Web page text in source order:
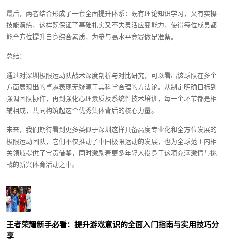
最后，两者结合形成了一套全面提升体系：既有理论知识学习，又有实操
技能演练，这样既保证了基础扎实又不失灵活应变能力，使得每位成员都
能全方位提升自身综合素质，为参与高水平竞赛做足准备。
总结：
通过对深圳极限运动队战术深度剖析与对比研究，可以看出该球队在多个
方面展现出的卓越表现无疑源于其科学合理的方法论。从制定明确目标到
强调团队协作，再到强化心理素质及系统性技术培训，每一个环节都是相
辅相成，共同构筑起这个优秀集体背后的核心力量。
未来，我们期待看到更多类似于深圳这样具备高度专业化和全方位发展的
极限运动团队，它们不仅推动了中国极限运动的发展，也为全球范围内相
关领域提供了宝贵借鉴，同时激励着更多年轻人投身于这项充满激情与挑
战的新兴体育活动之中。
王者荣耀新手必看：提升游戏意识的全面入门指南与实用技巧分
享